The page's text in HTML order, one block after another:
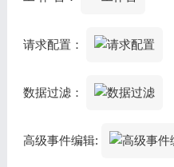
请求配置：
数据过滤：
高级事件编辑: